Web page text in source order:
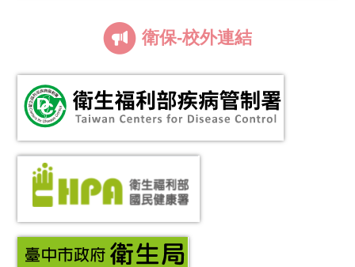
衛保-校外連結